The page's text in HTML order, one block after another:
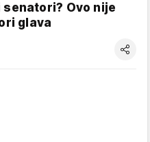
Ovo nije
glava